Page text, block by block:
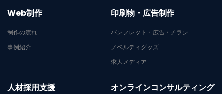
Web制作
制作の流れ
事例紹介
印刷物・広告制作
パンフレット・広告・チラシ
ノベルティグッズ
求人メディア
人材採用支援 オンラインコンサルティング